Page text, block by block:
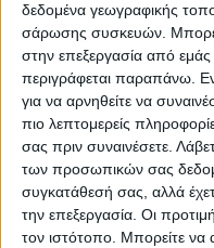
δεδομένα γεωγραφικής
σάρωσης συσκευών.
στην επεξεργασία από
περιγράφεται παραπάνω.
για να αρνηθείτε να
πιο λεπτομερείς
σας πριν συναινέσετε.
των προσωπικών σας
συγκατάθεσή σας, αλλά
την επεξεργασία. Οι
τον ιστότοπο. Μπορείτε να
Μπορεί οι
προσδιορίσουν
της σταθεράς
ψυχολογίαο
της σταθεράς-
πολύ αγαπητός
προσπάθειας των
ταυτότητάτους